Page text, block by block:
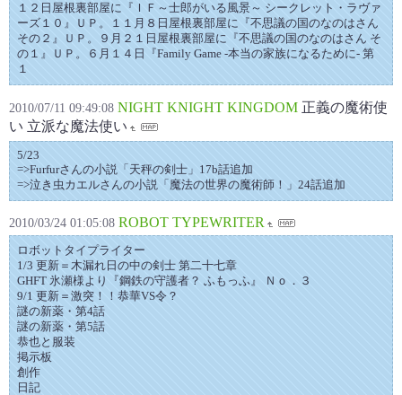
１２日屋根裏部屋に『ＩＦ～士郎がいる風景～ シークレット・ラヴァ
ーズ１０』ＵＰ。１１月８日屋根裏部屋に『不思議の国のなのはさん
その２』ＵＰ。９月２１日屋根裏部屋に『不思議の国のなのはさん そ
の１』ＵＰ。６月１４日『Family Game -本当の家族になるために- 第
１
2010/07/11 09:49:08 NIGHT KNIGHT KINGDOM 正義の魔術使
い 立派な魔法使い
5/23
=>Furfurさんの小説「天秤の剣士」17b話追加
=>泣き虫カエルさんの小説「魔法の世界の魔術師！」24話追加
2010/03/24 01:05:08 ROBOT TYPEWRITER
ロボットタイプライター
1/3 更新＝木漏れ日の中の剣士 第二十七章
GHFT 氷瀬様より『鋼鉄の守護者？ ふもっふ』 Ｎｏ．３
9/1 更新＝激突！！恭華VS令？
謎の新薬・第4話
謎の新薬・第5話
恭也と服装
掲示板
創作
日記